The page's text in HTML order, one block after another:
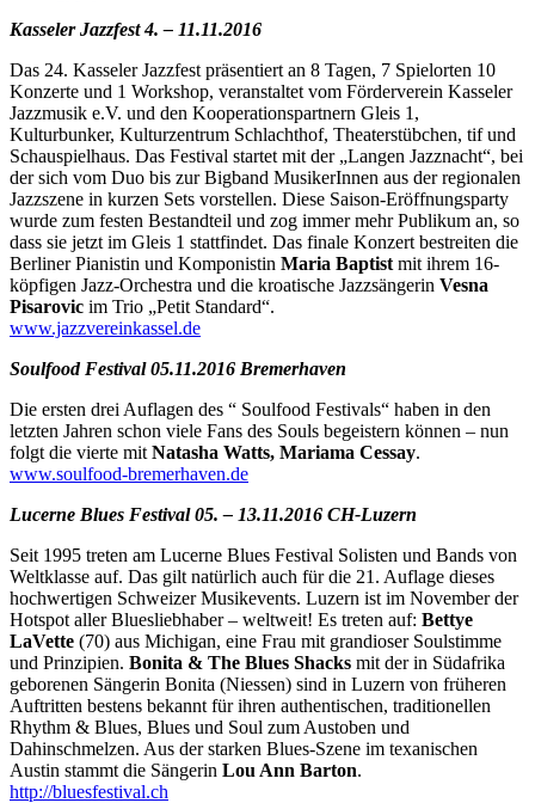
Kasseler Jazzfest 4. – 11.11.2016
Das 24. Kasseler Jazzfest präsentiert an 8 Tagen, 7 Spielorten 10
Konzerte und 1 Workshop, veranstaltet vom Förderverein Kasseler
Jazzmusik e.V. und den Kooperationspartnern Gleis 1,
Kulturbunker, Kulturzentrum Schlachthof, Theaterstübchen, tif und
Schauspielhaus. Das Festival startet mit der „Langen Jazznacht“, bei
der sich vom Duo bis zur Bigband MusikerInnen aus der regionalen
Jazzszene in kurzen Sets vorstellen. Diese Saison-Eröffnungsparty
wurde zum festen Bestandteil und zog immer mehr Publikum an, so
dass sie jetzt im Gleis 1 stattfindet. Das finale Konzert bestreiten die
Berliner Pianistin und Komponistin Maria Baptist mit ihrem 16-
köpfigen Jazz-Orchestra und die kroatische Jazzsängerin Vesna
Pisarovic im Trio „Petit Standard“.
www.jazzvereinkassel.de
Soulfood Festival 05.11.2016 Bremerhaven
Die ersten drei Auflagen des “ Soulfood Festivals“ haben in den
letzten Jahren schon viele Fans des Souls begeistern können – nun
folgt die vierte mit Natasha Watts, Mariama Cessay.
www.soulfood-bremerhaven.de
Lucerne Blues Festival 05. – 13.11.2016 CH-Luzern
Seit 1995 treten am Lucerne Blues Festival Solisten und Bands von
Weltklasse auf. Das gilt natürlich auch für die 21. Auflage dieses
hochwertigen Schweizer Musikevents. Luzern ist im November der
Hotspot aller Bluesliebhaber – weltweit! Es treten auf: Bettye
LaVette (70) aus Michigan, eine Frau mit grandioser Soulstimme
und Prinzipien. Bonita & The Blues Shacks mit der in Südafrika
geborenen Sängerin Bonita (Niessen) sind in Luzern von früheren
Auftritten bestens bekannt für ihren authentischen, traditionellen
Rhythm & Blues, Blues und Soul zum Austoben und
Dahinschmelzen. Aus der starken Blues-Szene im texanischen
Austin stammt die Sängerin Lou Ann Barton.
http://bluesfestival.ch